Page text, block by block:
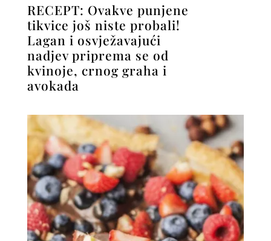
RECEPT: Ovakve punjene
tikvice još niste probali!
Lagan i osvježavajući
nadjev priprema se od
kvinoje, crnog graha i
avokada